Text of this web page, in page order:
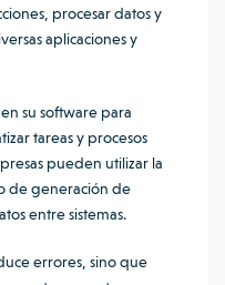
procesar datos y
aplicaciones y
su software para
tareas y procesos
pueden utilizar la
de generación de
entre sistemas.
errores, sino que